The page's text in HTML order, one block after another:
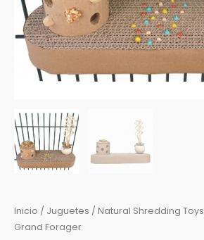
Inicio / Juguetes / Natural Shredding Toys
Grand Forager